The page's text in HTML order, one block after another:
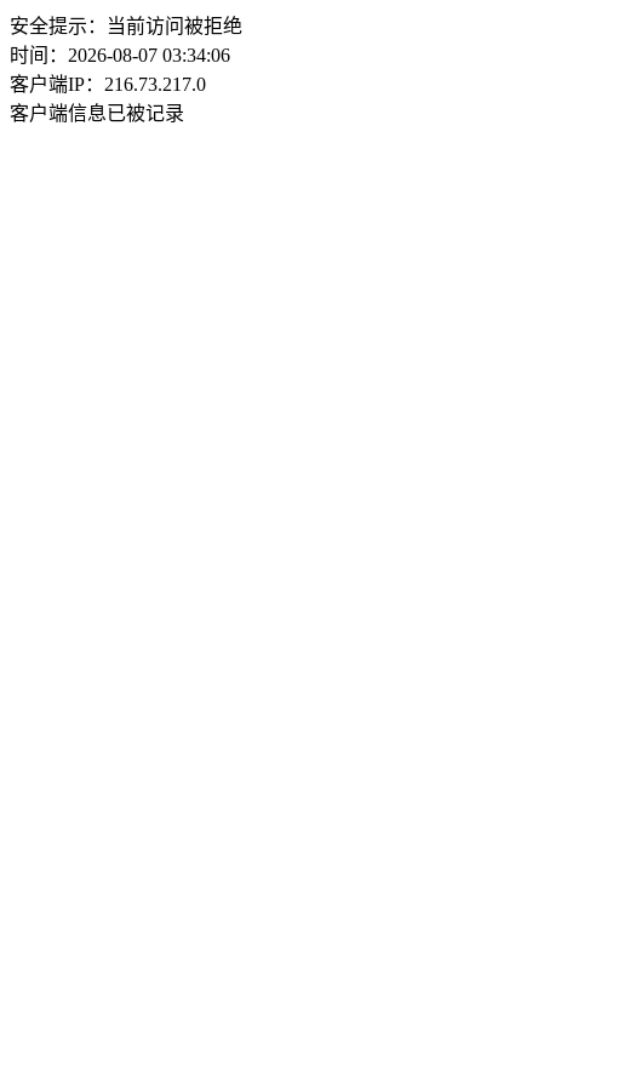
安全提示：当前访问被拒绝
时间：2026-08-07 03:34:06
客户端IP：216.73.217.0
客户端信息已被记录